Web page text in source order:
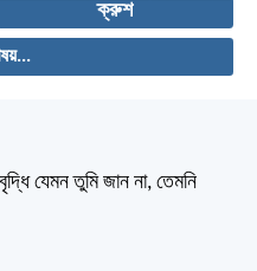
ক্রুশ
যেমন তুমি জান না, তেমনি